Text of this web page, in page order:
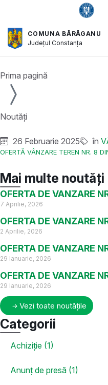
COMUNA BĂRĂGANU
JudețulConstanța
Prima pagină
Noutăți
26 Februarie 2025 în
OFERTĂ VÂNZARE TEREN NR. 8
Mai multe noutăți
OFERTA DE VANZARE
7 Aprilie, 2026
OFERTA DE VANZARE
2 Aprilie, 2026
OFERTA DE VANZARE
29 Ianuarie, 2026
OFERTA DE VANZARE
29 Ianuarie, 2026
Vezi toate noutățile
Categorii
Achiziție (1)
Anunț de presă (1)